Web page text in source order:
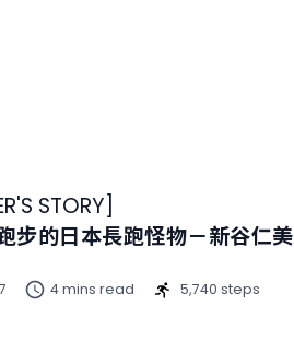
STORY]
步的日本長跑怪物－新谷仁美
4 mins read 5,740 steps